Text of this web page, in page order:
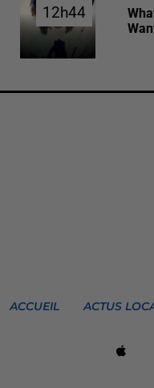
12h44
12h44
ACCUEIL ACTUS